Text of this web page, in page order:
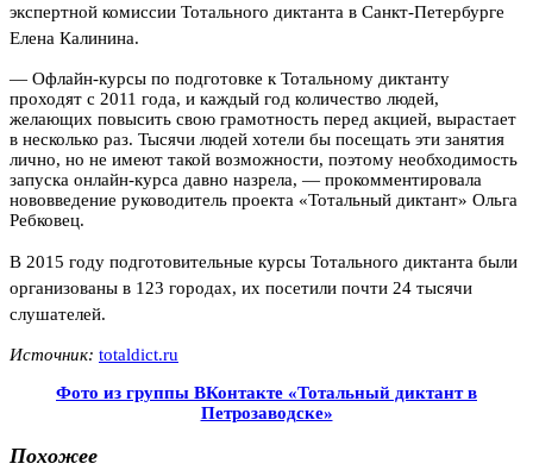
экспертной комиссии Тотального диктанта в Санкт-Петербурге
Елена Калинина.
— Офлайн-курсы по подготовке к Тотальному диктанту
проходят с 2011 года, и каждый год количество людей,
желающих повысить свою грамотность перед акцией, вырастает
в несколько раз. Тысячи людей хотели бы посещать эти занятия
лично, но не имеют такой возможности, поэтому необходимость
запуска онлайн-курса давно назрела, — прокомментировала
нововведение руководитель проекта «Тотальный диктант» Ольга
Ребковец.
В 2015 году подготовительные курсы Тотального диктанта были
организованы в 123 городах, их посетили почти 24 тысячи
слушателей.
Источник: totaldict.ru
Фото из группы ВКонтакте «Тотальный диктант в
Петрозаводске»
Похожее